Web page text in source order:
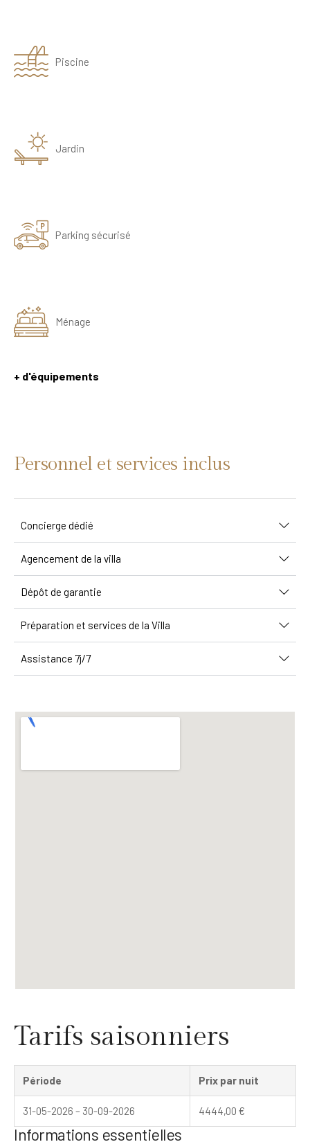
Piscine
Jardin
Parking sécurisé
Ménage
+ d'équipements
Personnel et services inclus
Concierge dédié
Agencement de la villa
Dépôt de garantie
Préparation et services de la Villa
Assistance 7j/7
Tarifs saisonniers
Période Prix par nuit
31-05-2026 – 30-09-2026 4444,00 €
Informations essentielles